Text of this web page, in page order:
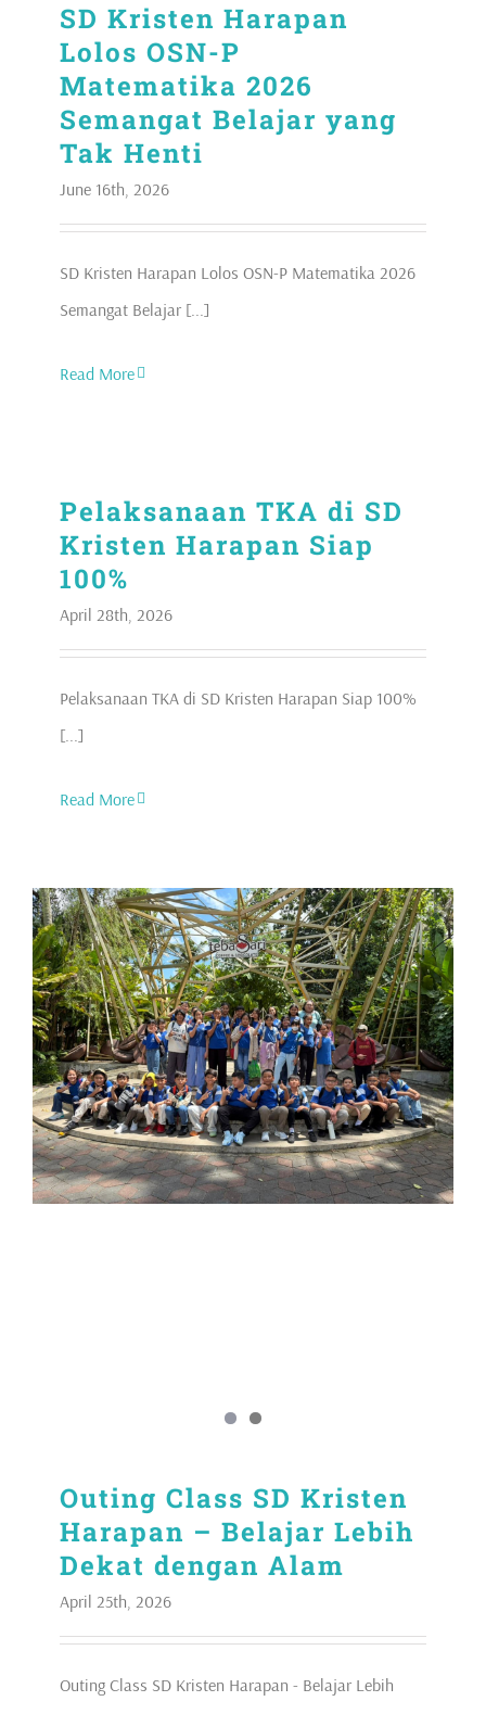
SD Kristen Harapan
Lolos OSN-P
Matematika 2026
Semangat Belajar yang
Tak Henti
June 16th, 2026
SD Kristen Harapan Lolos OSN-P Matematika 2026
Semangat Belajar [...]
Read More
Pelaksanaan TKA di SD
Kristen Harapan Siap
100%
April 28th, 2026
Pelaksanaan TKA di SD Kristen Harapan Siap 100%
[...]
Read More
Outing Class SD Kristen
Harapan – Belajar Lebih
Dekat dengan Alam
April 25th, 2026
Outing Class SD Kristen Harapan - Belajar Lebih